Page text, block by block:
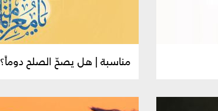
مناسبة | هل يصحّ الصلح دوماً؟